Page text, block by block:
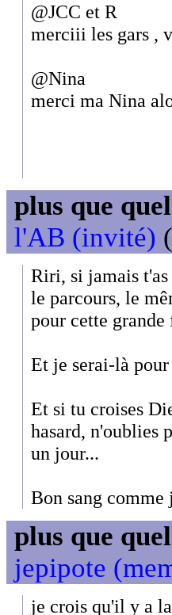
@JCC et R
merciii les gars ,
@Nina
merci ma Nina
plus que
l'AB (invité)
Riri, si jamais
le parcours, le
pour cette grande
Et je serai-là
Et si tu croises
hasard, n'oublies
un jour...
Bon sang comme
plus que
jepipote
je crois qu'il y a